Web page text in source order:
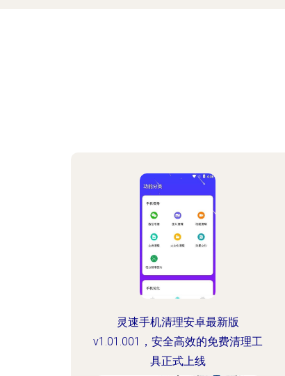
灵速手机清理安卓最新版
v1.01.001，安全高效的免费清理工
具正式上线